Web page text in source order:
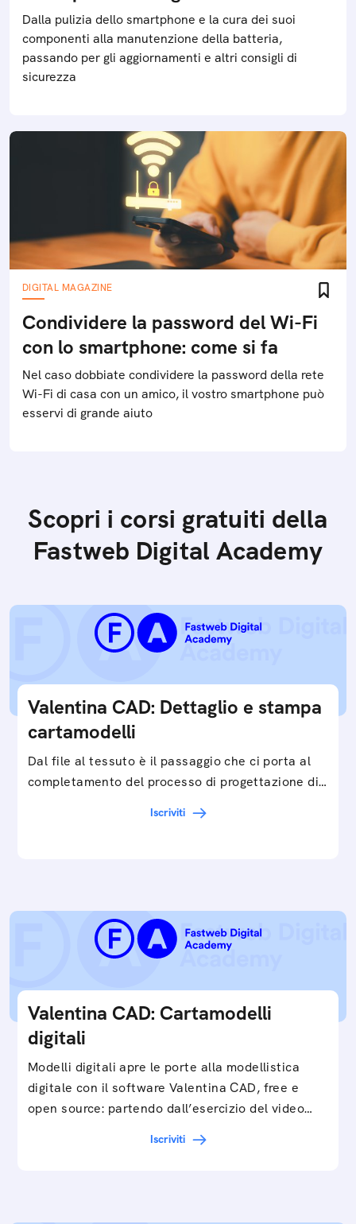
Dalla pulizia dello smartphone e la cura dei suoi
componenti alla manutenzione della batteria,
passando per gli aggiornamenti e altri consigli di
sicurezza
DIGITAL MAGAZINE
Condividere la password del Wi-Fi
con lo smartphone: come si fa
Nel caso dobbiate condividere la password della rete
Wi-Fi di casa con un amico, il vostro smartphone può
esservi di grande aiuto
Scopri i corsi gratuiti della
Fastweb Digital Academy
Valentina CAD: Dettaglio e stampa
cartamodelli
Dal file al tessuto è il passaggio che ci porta al
completamento del processo di progettazione di
Iscriviti
Valentina CAD: Cartamodelli
digitali
Modelli digitali apre le porte alla modellistica
digitale con il software Valentina CAD, free e
open source: partendo dall’esercizio del video…
Iscriviti